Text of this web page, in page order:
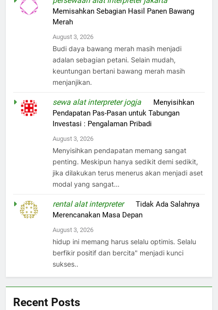
Memisahkan Sebagian Hasil Panen Bawang
Merah
August 3, 2026
Budi daya bawang merah masih menjadi
adalan sebagian petani. Selain mudah,
keuntungan bertani bawang merah masih
menjanjikan.
sewa alat interpreter jogja
Menyisihkan
Pendapatan Pas-Pasan untuk Tabungan
Investasi : Pengalaman Pribadi
August 3, 2026
Menyisihkan pendapatan memang sangat
penting. Meskipun hanya sedikit demi sedikit,
jika dilakukan terus menerus akan menjadi aset
modal yang sangat…
rental alat interpreteronTidak Ada Salahnya
Merencanakan Masa Depan
August 3, 2026
hidup ini memang harus selalu optimis. Selalu
berfikir positif dan bercita" menjadi kunci
sukses..
Recent Posts